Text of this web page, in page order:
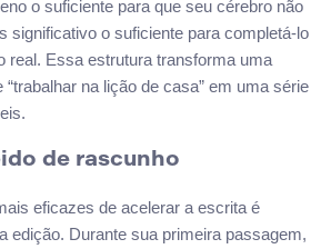
o suficiente para que seu cérebro não
significativo o suficiente para completá-lo
real. Essa estrutura transforma uma
“trabalhar na lição de casa” em uma série
de rascunho
eficazes de acelerar a escrita é
edição. Durante sua primeira passagem,